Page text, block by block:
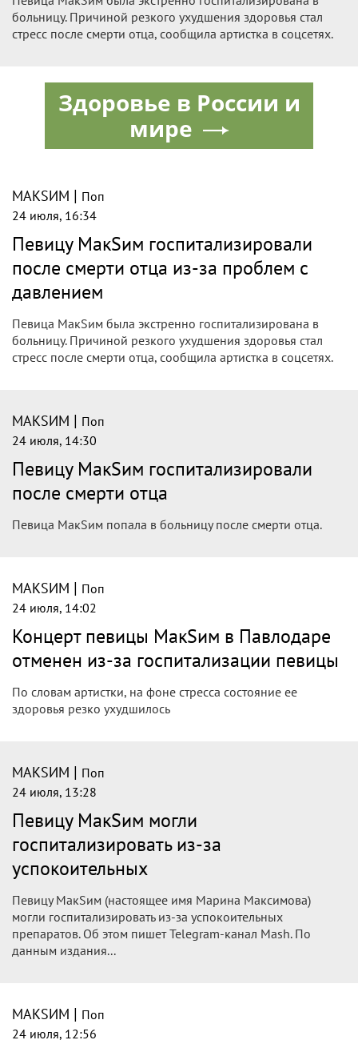
больницу. Причиной резкого ухудшения здоровья стал
стресс после смерти отца, сообщила артистка в соцсетях.
МАКSИМ | Поп
24 июля, 16:34
Певицу МакSим госпитализировали
после смерти отца из-за проблем с
давлением
Певица МакSим была экстренно госпитализирована в
больницу. Причиной резкого ухудшения здоровья стал
стресс после смерти отца, сообщила артистка в соцсетях.
МАКSИМ | Поп
24 июля, 14:30
Певицу МакSим госпитализировали
после смерти отца
Певица МакSим попала в больницу после смерти отца.
МАКSИМ | Поп
24 июля, 14:02
Концерт певицы МакSим в Павлодаре
отменен из-за госпитализации певицы
По словам артистки, на фоне стресса состояние ее
здоровья резко ухудшилось
МАКSИМ | Поп
24 июля, 13:28
Певицу МакSим могли
госпитализировать из-за
успокоительных
Певицу МакSим (настоящее имя Марина Максимова)
могли госпитализировать из-за успокоительных
препаратов. Об этом пишет Telegram-канал Mash. По
данным издания...
МАКSИМ | Поп
24 июля, 12:56
Здоровье в России и
мире